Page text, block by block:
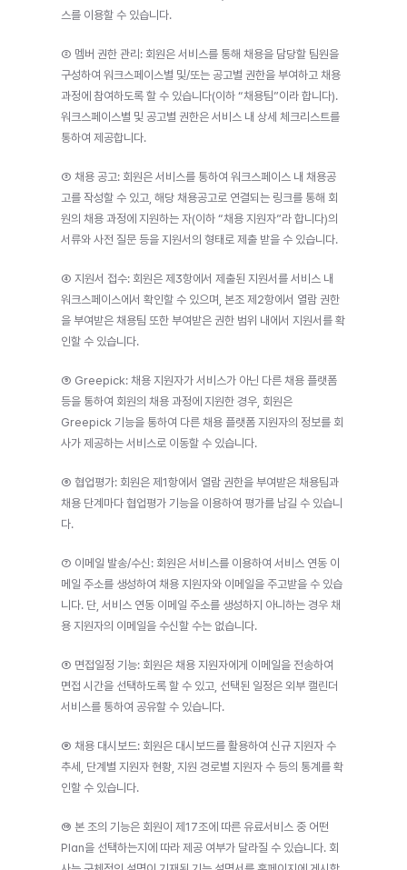
스를 이용할 수 있습니다.
② 멤버 권한 관리: 회원은 서비스를 통해 채용을 담당할 팀원을
구성하여 워크스페이스별 및/또는 공고별 권한을 부여하고 채용
과정에 참여하도록 할 수 있습니다(이하 “채용팀”이라 합니다).
워크스페이스별 및 공고별 권한은 서비스 내 상세 체크리스트를
통하여 제공합니다.
③ 채용 공고: 회원은 서비스를 통하여 워크스페이스 내 채용공
고를 작성할 수 있고, 해당 채용공고로 연결되는 링크를 통해 회
원의 채용 과정에 지원하는 자(이하 “채용 지원자”라 합니다)의
서류와 사전 질문 등을 지원서의 형태로 제출 받을 수 있습니다.
④ 지원서 접수: 회원은 제3항에서 제출된 지원서를 서비스 내
워크스페이스에서 확인할 수 있으며, 본조 제2항에서 열람 권한
을 부여받은 채용팀 또한 부여받은 권한 범위 내에서 지원서를 확
인할 수 있습니다.
⑤ Greepick: 채용 지원자가 서비스가 아닌 다른 채용 플랫폼
등을 통하여 회원의 채용 과정에 지원한 경우, 회원은
Greepick 기능을 통하여 다른 채용 플랫폼 지원자의 정보를 회
사가 제공하는 서비스로 이동할 수 있습니다.
⑥ 협업평가: 회원은 제1항에서 열람 권한을 부여받은 채용팀과
채용 단계마다 협업평가 기능을 이용하여 평가를 남길 수 있습니
다.
⑦ 이메일 발송/수신: 회원은 서비스를 이용하여 서비스 연동 이
메일 주소를 생성하여 채용 지원자와 이메일을 주고받을 수 있습
니다. 단, 서비스 연동 이메일 주소를 생성하지 아니하는 경우 채
용 지원자의 이메일을 수신할 수는 없습니다.
⑧ 면접일정 기능: 회원은 채용 지원자에게 이메일을 전송하여
면접 시간을 선택하도록 할 수 있고, 선택된 일정은 외부 캘린더
서비스를 통하여 공유할 수 있습니다.
⑨ 채용 대시보드: 회원은 대시보드를 활용하여 신규 지원자 수
추세, 단계별 지원자 현황, 지원 경로별 지원자 수 등의 통계를 확
인할 수 있습니다.
⑩ 본 조의 기능은 회원이 제17조에 따른 유료서비스 중 어떤
Plan을 선택하는지에 따라 제공 여부가 달라질 수 있습니다. 회